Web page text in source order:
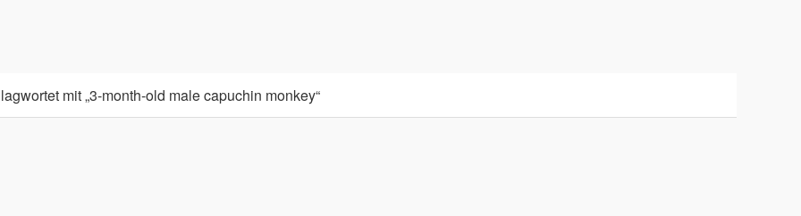
mit „3-month-old male capuchin monkey“